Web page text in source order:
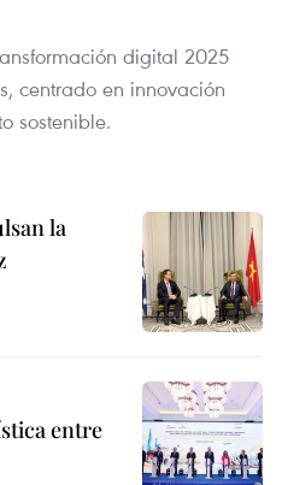
digital 2025
centrado en innovación
sostenible.
la
entre